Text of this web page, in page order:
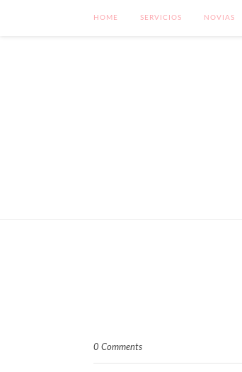
HOME SERVICIOS NOVIAS
0 Comments